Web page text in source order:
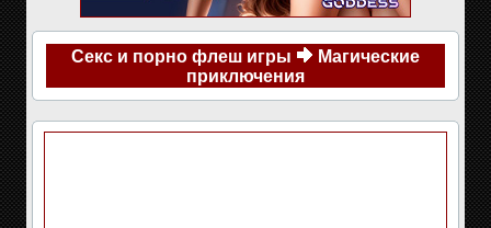
Секс и порно флеш игры
Магические
приключения